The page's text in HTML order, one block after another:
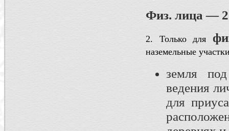
Физ. лица —
2. Только для
наземельные
земля
ведения
для